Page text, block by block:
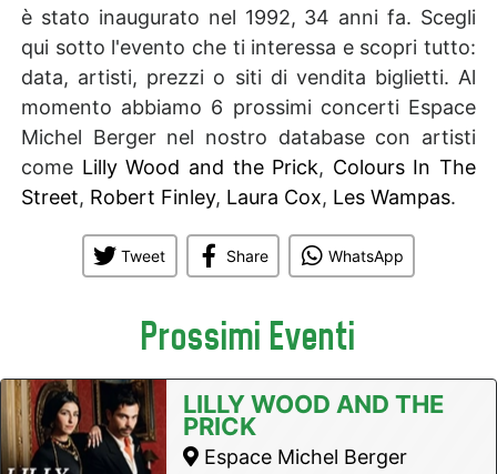
è stato inaugurato nel 1992, 34 anni fa. Scegli
qui sotto l'evento che ti interessa e scopri tutto:
data, artisti, prezzi o siti di vendita biglietti. Al
momento abbiamo 6 prossimi concerti Espace
Michel Berger nel nostro database con artisti
come Lilly Wood and the Prick, Colours In The
Street, Robert Finley, Laura Cox, Les Wampas.
Tweet Share WhatsApp
Prossimi Eventi
LILLY WOOD AND THE
PRICK
Espace Michel Berger